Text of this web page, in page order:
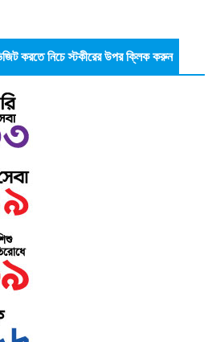
করতে নিচে স্টকীরের উপর ক্লিক করুন